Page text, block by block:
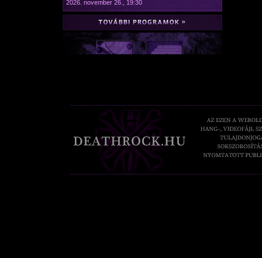
2026. november 26., 19:30